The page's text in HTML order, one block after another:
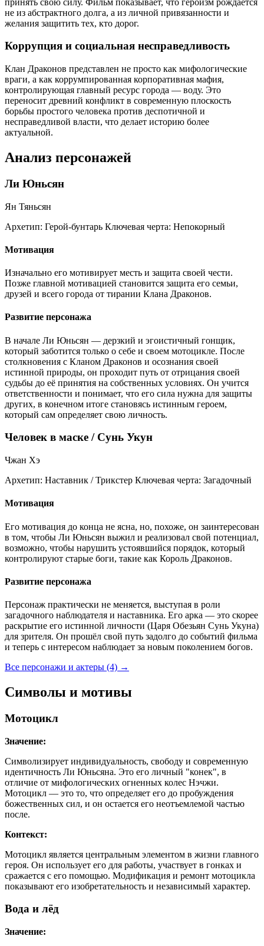
не из абстрактного долга, а из личной привязанности и
желания защитить тех, кто дорог.
Коррупция и социальная несправедливость
Клан Драконов представлен не просто как мифологические
враги, а как коррумпированная корпоративная мафия,
контролирующая главный ресурс города — воду. Это
переносит древний конфликт в современную плоскость
борьбы простого человека против деспотичной и
несправедливой власти, что делает историю более
актуальной.
Анализ персонажей
Ли Юньсян
Ян Тяньсян
Архетип: Герой-бунтарь Ключевая черта: Непокорный
Мотивация
Изначально его мотивирует месть и защита своей чести.
Позже главной мотивацией становится защита его семьи,
друзей и всего города от тирании Клана Драконов.
Развитие персонажа
В начале Ли Юньсян — дерзкий и эгоистичный гонщик,
который заботится только о себе и своем мотоцикле. После
столкновения с Кланом Драконов и осознания своей
истинной природы, он проходит путь от отрицания своей
судьбы до её принятия на собственных условиях. Он учится
ответственности и понимает, что его сила нужна для защиты
других, в конечном итоге становясь истинным героем,
который сам определяет свою личность.
Человек в маске / Сунь Укун
Чжан Хэ
Архетип: Наставник / Трикстер Ключевая черта: Загадочный
Мотивация
Его мотивация до конца не ясна, но, похоже, он заинтересован
в том, чтобы Ли Юньсян выжил и реализовал свой потенциал,
возможно, чтобы нарушить устоявшийся порядок, который
контролируют старые боги, такие как Король Драконов.
Развитие персонажа
Персонаж практически не меняется, выступая в роли
загадочного наблюдателя и наставника. Его арка — это скорее
раскрытие его истинной личности (Царя Обезьян Сунь Укуна)
для зрителя. Он прошёл свой путь задолго до событий фильма
и теперь с интересом наблюдает за новым поколением богов.
Все персонажи и актеры (4) →
Символы и мотивы
Мотоцикл
Значение:
Символизирует индивидуальность, свободу и современную
идентичность Ли Юньсяна. Это его личный "конек", в
отличие от мифологических огненных колес Нэчжи.
Мотоцикл — это то, что определяет его до пробуждения
божественных сил, и он остается его неотъемлемой частью
после.
Контекст:
Мотоцикл является центральным элементом в жизни главного
героя. Он использует его для работы, участвует в гонках и
сражается с его помощью. Модификация и ремонт мотоцикла
показывают его изобретательность и независимый характер.
Вода и лёд
Значение: